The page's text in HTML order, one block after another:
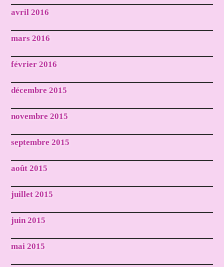
avril 2016
mars 2016
février 2016
décembre 2015
novembre 2015
septembre 2015
août 2015
juillet 2015
juin 2015
mai 2015